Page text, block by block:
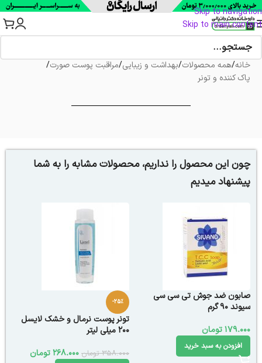
Skip to navigation
Skip to main content
خانه/همه محصولات/بهداشت و زیبایی/مراقبت پوست صورت/
پاک کننده و تونر
چون این محصول را نداریم، محصولات مشابه را به شما
پیشنهاد میدیم
صابون ضد جوش تی سی سی
سیوند 90 گرم
179.000تومان
افزودن به سبد خرید
-25%
تونر پوست نرمال و خشک لایسل
200 میلی لیتر
358.000 تومان 268.000تومان